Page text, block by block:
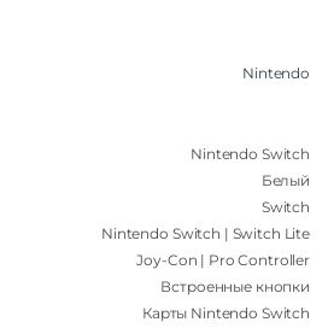
Nintendo
Nintendo Switch
Белый
Switch
Nintendo Switch | Switch Lite
Joy-Con | Pro Controller
Встроенные кнопки
Карты Nintendo Switch